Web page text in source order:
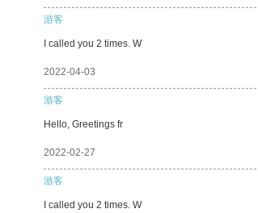
游客
I called you 2 times. W
2022-04-03
游客
Hello, Greetings fr
2022-02-27
游客
I called you 2 times. W